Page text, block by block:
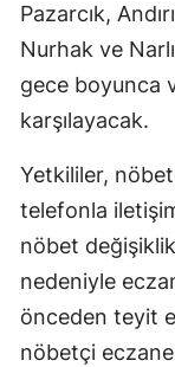
Pazarcık,
Nurhak ve
gece boyunca
karşılayacak.
Yetkililer,
telefonla
nöbet
nedeniyle
önceden teyit
nöbetçi